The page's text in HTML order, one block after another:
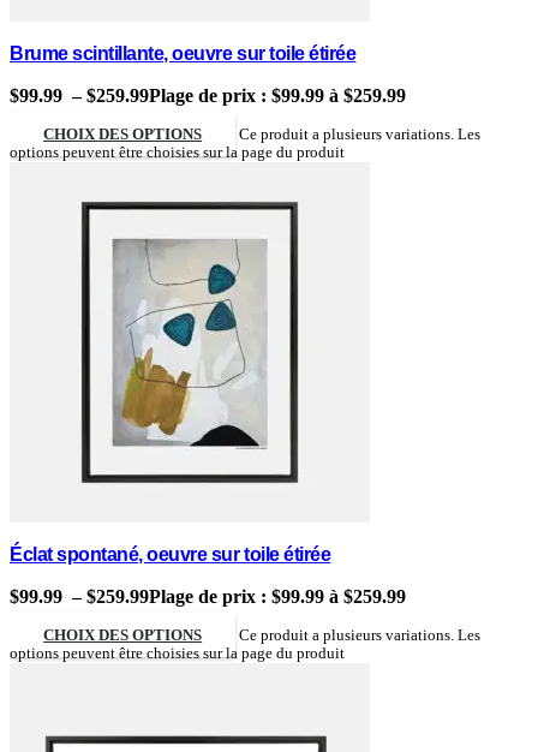
Brume scintillante, oeuvre sur toile étirée
$99.99 – $259.99Plage de prix : $99.99 à $259.99
CHOIX DES OPTIONS
Ce produit a plusieurs variations. Les
options peuvent être choisies sur la page du produit
Éclat spontané, oeuvre sur toile étirée
$99.99 – $259.99Plage de prix : $99.99 à $259.99
CHOIX DES OPTIONS
Ce produit a plusieurs variations. Les
options peuvent être choisies sur la page du produit